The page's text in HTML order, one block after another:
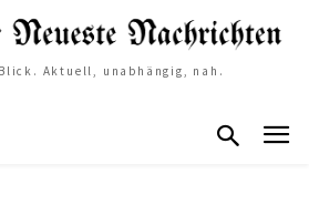
Aktuell, unabhängig, nah.